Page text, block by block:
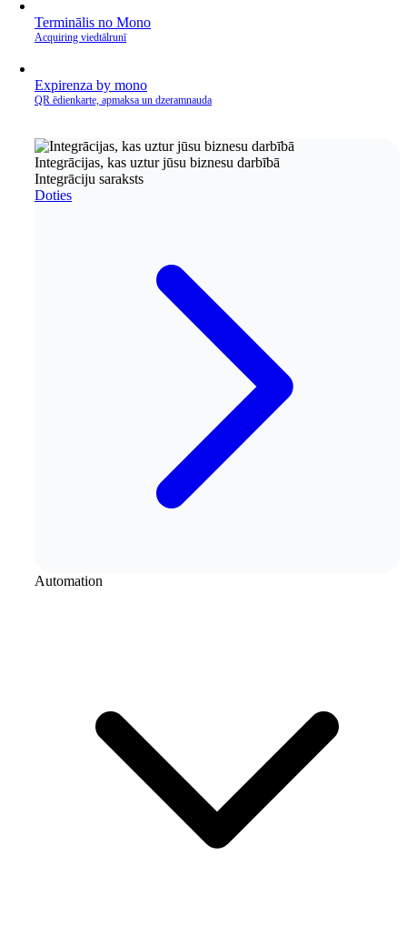
Terminālis no Mono
Acquiring viedtālrunī
Expirenza by mono
QR ēdienkarte, apmaksa un dzeramnauda
Integrācijas, kas uztur jūsu biznesu darbībā
Integrāciju saraksts
Doties
Automation